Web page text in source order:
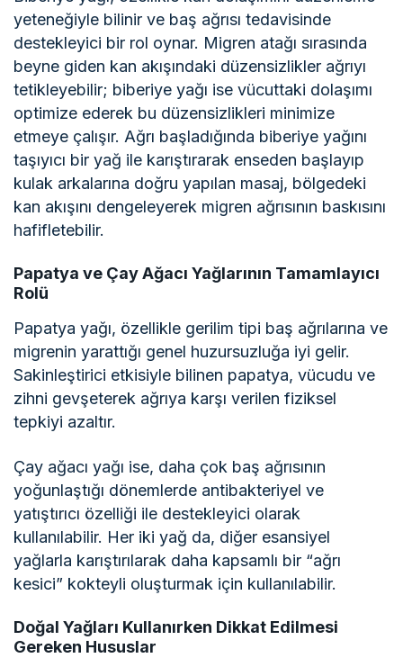
yeteneğiyle bilinir ve baş ağrısı tedavisinde
destekleyici bir rol oynar. Migren atağı sırasında
beyne giden kan akışındaki düzensizlikler ağrıyı
tetikleyebilir; biberiye yağı ise vücuttaki dolaşımı
optimize ederek bu düzensizlikleri minimize
etmeye çalışır. Ağrı başladığında biberiye yağını
taşıyıcı bir yağ ile karıştırarak enseden başlayıp
kulak arkalarına doğru yapılan masaj, bölgedeki
kan akışını dengeleyerek migren ağrısının baskısını
hafifletebilir.
Papatya ve Çay Ağacı Yağlarının Tamamlayıcı
Rolü
Papatya yağı, özellikle gerilim tipi baş ağrılarına ve
migrenin yarattığı genel huzursuzluğa iyi gelir.
Sakinleştirici etkisiyle bilinen papatya, vücudu ve
zihni gevşeterek ağrıya karşı verilen fiziksel
tepkiyi azaltır.
Çay ağacı yağı ise, daha çok baş ağrısının
yoğunlaştığı dönemlerde antibakteriyel ve
yatıştırıcı özelliği ile destekleyici olarak
kullanılabilir. Her iki yağ da, diğer esansiyel
yağlarla karıştırılarak daha kapsamlı bir “ağrı
kesici” kokteyli oluşturmak için kullanılabilir.
Doğal Yağları Kullanırken Dikkat Edilmesi
Gereken Hususlar